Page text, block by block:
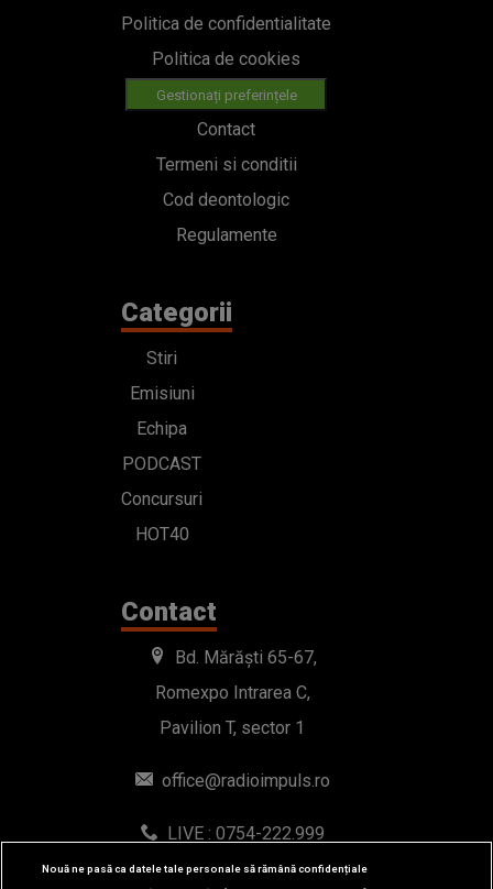
Politica de confidentialitate
Politica de cookies
Gestionați preferințele
Contact
Termeni si conditii
Cod deontologic
Regulamente
Categorii
Stiri
Emisiuni
Echipa
PODCAST
Concursuri
HOT40
Contact
Bd. Mărăști 65-67,
Romexpo Intrarea C,
Pavilion T, sector 1
office@radioimpuls.ro
LIVE : 0754-222.999
WhatsApp: 0754-222.999
Nouă ne pasă ca datele tale personale să rămână confidențiale